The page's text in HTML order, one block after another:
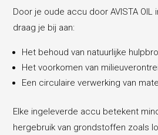
Door je oude accu door AVISTA OIL
draag je bij aan:
Het behoud van natuurlijke
Het voorkomen van
Een circulaire verwerking van
Elke ingeleverde accu betekent
hergebruik van grondstoffen zoals